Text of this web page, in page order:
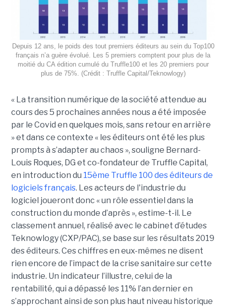
Depuis 12 ans, le poids des tout premiers éditeurs au sein du Top100
français n’a guère évolué. Les 5 premiers comptent pour plus de la
moitié du CA édition cumulé du Truffle100 et les 20 premiers pour
plus de 75%. (Crédit : Truffle Capital/Teknowlogy)
« La transition numérique de la société attendue au
cours des 5 prochaines années nous a été imposée
par le Covid en quelques mois, sans retour en arrière
» et dans ce contexte « les éditeurs ont été les plus
prompts à s’adapter au chaos », souligne Bernard-
Louis Roques, DG et co-fondateur de Truffle Capital,
en introduction du 15ème Truffle 100 des éditeurs de
logiciels français. Les acteurs de l'industrie du
logiciel joueront donc « un rôle essentiel dans la
construction du monde d’après », estime-t-il. Le
classement annuel, réalisé avec le cabinet d’études
Teknowlogy (CXP/PAC), se base sur les résultats 2019
des éditeurs. Ces chiffres en eux-mêmes ne disent
rien encore de l’impact de la crise sanitaire sur cette
industrie. Un indicateur l’illustre, celui de la
rentabilité, qui a dépassé les 11% l’an dernier en
s’approchant ainsi de son plus haut niveau historique